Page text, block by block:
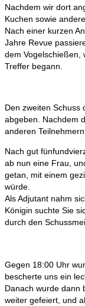
Nachdem wir dort
Kuchen sowie
Nach einer kurzen
Jahre Revue
dem Vogelschießen,
Treffer begann.
Den zweiten Schuss
abgeben. Nachdem
anderen
Nach gut
ab nun eine Frau,
getan, mit einem
würde.
Als Adjutant nahm
Königin suchte Sie
durch den
Gegen 18:00 Uhr
bescherte uns ein
Danach wurde dann
weiter gefeiert, und